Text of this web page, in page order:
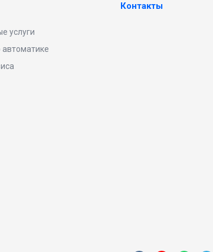
услуги
Контакты